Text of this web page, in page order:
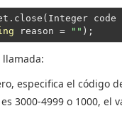
code
reason = ""
llamada:
especifica el código
3000-4999 o 1000, el